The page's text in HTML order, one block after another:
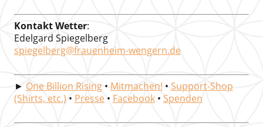
Kontakt Wetter:
Edelgard Spiegelberg
spiegelberg@frauenheim-wengern.de
► One Billion Rising• Mitmachen! • Support-Shop
(Shirts, etc.) • Presse • Facebook• Spenden